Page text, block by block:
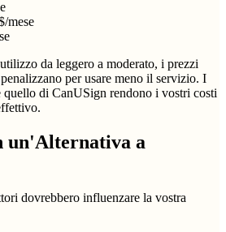
mese
da leggero a moderato, i prezzi
per usare meno il servizio. I
quello di CanUSign rendono i vostri costi
un'Alternativa a
dovrebbero influenzare la vostra